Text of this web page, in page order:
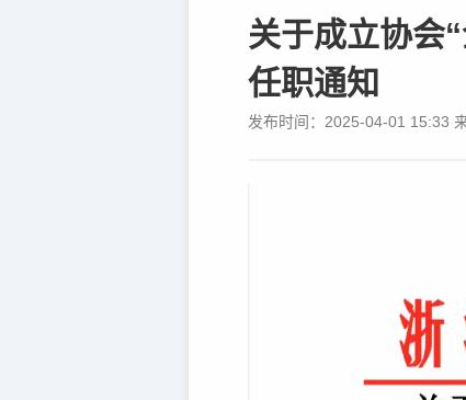
关于成立协会
任职通知
发布时间：2025-04-01 15:33